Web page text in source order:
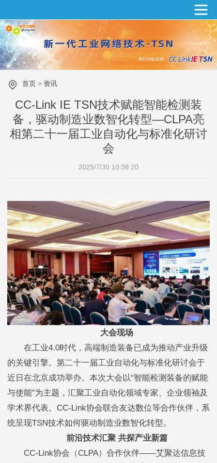
首页 > 资讯
CC-Link IE TSN技术赋能智能检测装
备，驱动制造业数智化转型—CLPA亮
相第二十一届工业自动化与标准化研讨
会
2025/7/30 10:38:20
大会现场
在工业4.0时代，高端制造装备已成为推动产业升级
的关键引擎。第二十一届工业自动化与标准化研讨会于
近日在北京成功举办。本次大会以“智能检测装备的赋能
与使能”为主题，汇聚工业自动化领域专家、企业领袖及
学术界代表。CC-Link协会联合友达数位等合作伙伴，系
统呈现TSN技术如何驱动制造业数智化转型。
前沿技术汇聚 共探产业新篇
CC-Link协会（CLPA）合作伙伴——艾聚达信息技